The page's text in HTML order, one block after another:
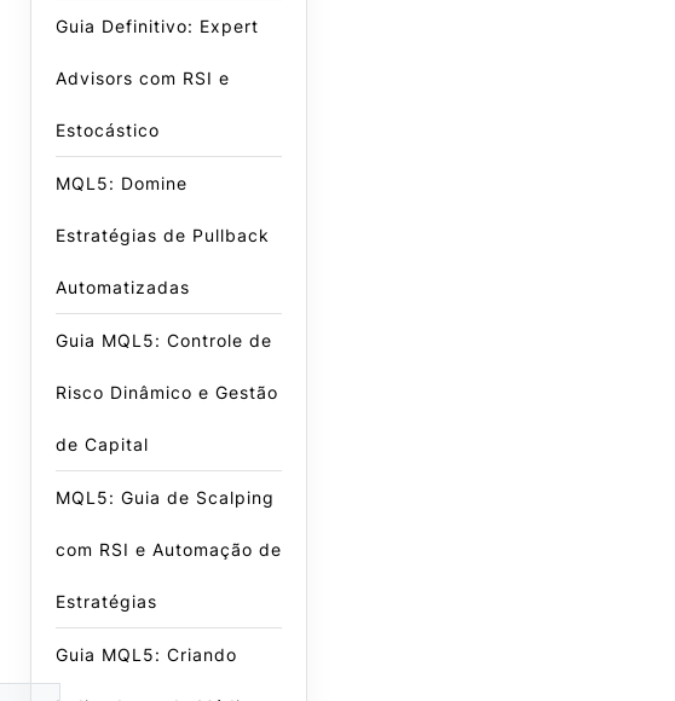
Guia Definitivo: Expert
Advisors com RSI e
Estocástico
MQL5: Domine
Estratégias de Pullback
Automatizadas
Guia MQL5: Controle de
Risco Dinâmico e Gestão
de Capital
MQL5: Guia de Scalping
com RSI e Automação de
Estratégias
Guia MQL5: Criando